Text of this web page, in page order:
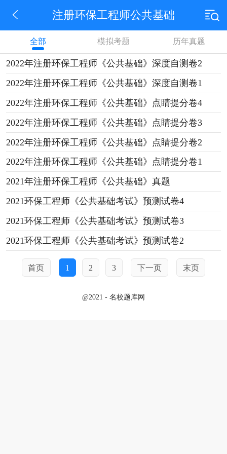
注册环保工程师公共基础
全部 模拟考题 历年真题
2022年注册环保工程师《公共基础》深度自测卷2
2022年注册环保工程师《公共基础》深度自测卷1
2022年注册环保工程师《公共基础》点睛提分卷4
2022年注册环保工程师《公共基础》点睛提分卷3
2022年注册环保工程师《公共基础》点睛提分卷2
2022年注册环保工程师《公共基础》点睛提分卷1
2021年注册环保工程师《公共基础》真题
2021环保工程师《公共基础考试》预测试卷4
2021环保工程师《公共基础考试》预测试卷3
2021环保工程师《公共基础考试》预测试卷2
首页 1 2 3 下一页 末页
@2021 - 名校题库网